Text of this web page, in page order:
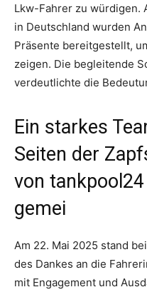
Lkw-Fahrer zu würdigen.
in Deutschland wurden
Präsente bereitgestellt,
zeigen. Die begleitende
verdeutlichte die
Ein starkes
Seiten der
von
gemei
Am 22. Mai 2025 stand
des Dankes an die
mit Engagement und